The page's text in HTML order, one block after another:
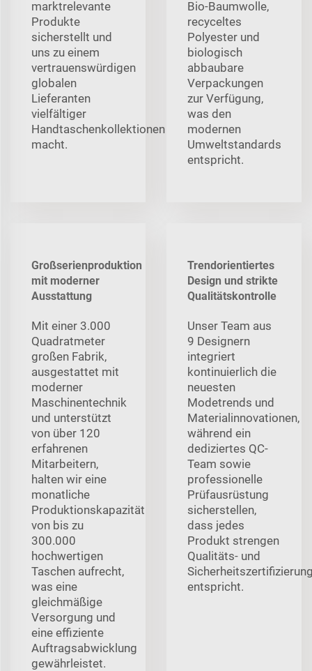
marktrelevante
Produkte
sicherstellt und
uns zu einem
vertrauenswürdigen
globalen
Lieferanten
vielfältiger
Handtaschenkollektionen
macht.
Bio-Baumwolle,
recyceltes
Polyester und
biologisch
abbaubare
Verpackungen
zur Verfügung,
was den
modernen
Umweltstandards
entspricht.
Großserienproduktion
mit moderner
Ausstattung
Mit einer 3.000
Quadratmeter
großen Fabrik,
ausgestattet mit
moderner
Maschinentechnik
und unterstützt
von über 120
erfahrenen
Mitarbeitern,
halten wir eine
monatliche
Produktionskapazität
von bis zu
300.000
hochwertigen
Taschen aufrecht,
was eine
gleichmäßige
Versorgung und
eine effiziente
Auftragsabwicklung
gewährleistet.
Trendorientiertes
Design und strikte
Qualitätskontrolle
Unser Team aus
9 Designern
integriert
kontinuierlich die
neuesten
Modetrends und
Materialinnovationen,
während ein
dediziertes QC-
Team sowie
professionelle
Prüfausrüstung
sicherstellen,
dass jedes
Produkt strengen
Qualitäts- und
entspricht.